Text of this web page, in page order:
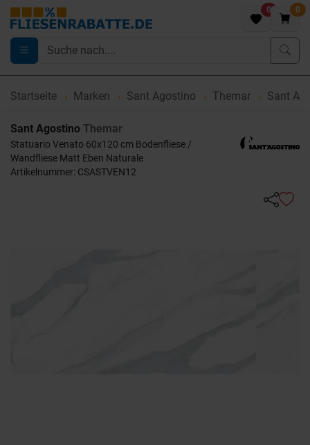
0 0
Startseite Marken Sant Agostino Themar Sant
Sant Agostino Themar
Statuario Venato 60x120 cm Bodenfliese /
Wandfliese Matt Eben Naturale
Artikelnummer: CSASTVEN12